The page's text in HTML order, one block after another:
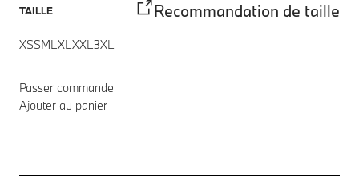
TAILLE Recommandation de taille
XSSMLXLXXL3XL
Passer commande
Ajouter au panier